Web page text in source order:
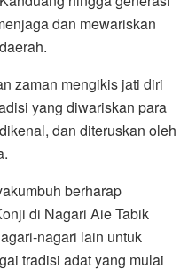
dan mewariskan
zaman mengikis jati diri
yang diwariskan para
dan diteruskan oleh
berharap
di Nagari Aie Tabik
nagari lain untuk
tradisi adat yang mulai